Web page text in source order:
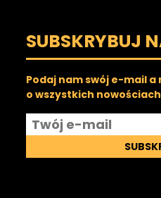
SUBSKRYBUJ
Podaj nam swój e-mail
o wszystkich